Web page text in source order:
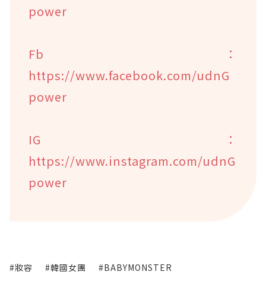
power
Fb：
https://www.facebook.com/udnG
power
IG：
https://www.instagram.com/udnG
power
#妝容 #韓國女團 #BABYMONSTER